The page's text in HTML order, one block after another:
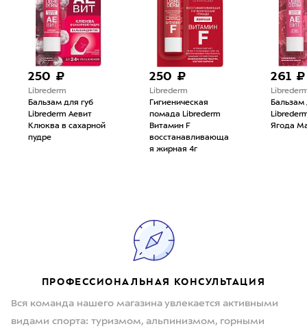
250 ₽
Librederm
Бальзам для губ
Librederm Аевит
Клюква в сахарной
пудре
250 ₽
Librederm
Гигиеническая
помада Librederm
Витамин F
восстанавливающа
я жирная 4г
261 ₽
Бальзам
Ягода
ПРОФЕССИОНАЛЬНАЯ КОНСУЛЬТАЦИЯ
Вся команда нашего магазина увлекается активными
видами спорта: туризмом, альпинизмом, горными